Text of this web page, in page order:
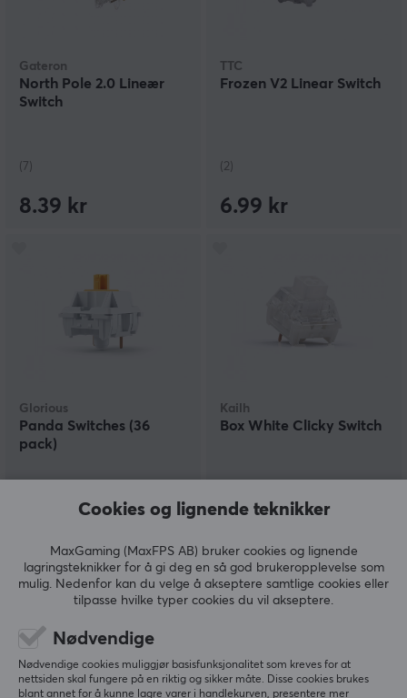
Gateron
North Pole 2.0 Lineær
Switch
(7)
8.39 kr
TTC
Frozen V2 Linear Switch
(2)
6.99 kr
Glorious
Panda Switches (36
pack)
299 kr
Kailh
Box White Clicky Switch
(13)
3.99 kr
Cookies og lignende teknikker
MaxGaming (MaxFPS AB) bruker cookies og lignende
lagringsteknikker for å gi deg en så god brukeropplevelse som
mulig. Nedenfor kan du velge å akseptere samtlige cookies eller
tilpasse hvilke typer cookies du vil akseptere.
Nødvendige
Nødvendige cookies muliggjør basisfunksjonalitet som kreves for at
nettsiden skal fungere på en riktig og sikker måte. Disse cookies brukes
blant annet for å kunne lagre varer i handlekurven, presentere mer